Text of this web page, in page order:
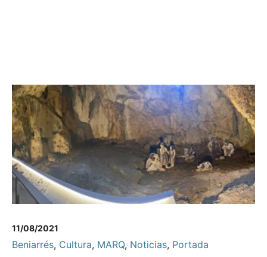
11/08/2021
Beniarrés, Cultura, MARQ, Noticias, Portada